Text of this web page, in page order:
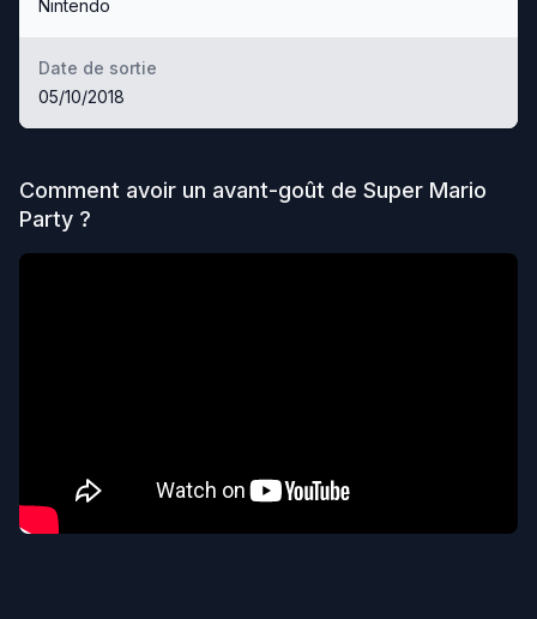
Nintendo
Date de sortie
05/10/2018
Comment avoir un avant-goût de Super Mario
Party ?